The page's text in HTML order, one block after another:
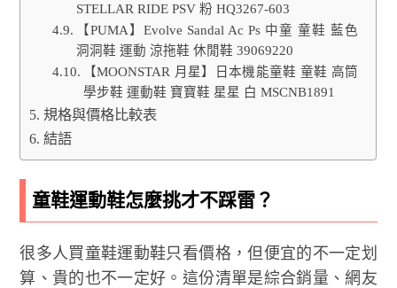
STELLAR RIDE PSV 粉 HQ3267-603
【PUMA】Evolve Sandal Ac Ps 中童 童鞋 藍色
洞洞鞋 運動 涼拖鞋 休閒鞋 39069220
【MOONSTAR 月星】日本機能童鞋 童鞋 高筒
學步鞋 運動鞋 寶寶鞋 星星 白 MSCNB1891
規格與價格比較表
結語
童鞋運動鞋怎麼挑才不踩雷？
很多人買童鞋運動鞋只看價格，但便宜的不一定划
算、貴的也不一定好。這份清單是綜合銷量、網友